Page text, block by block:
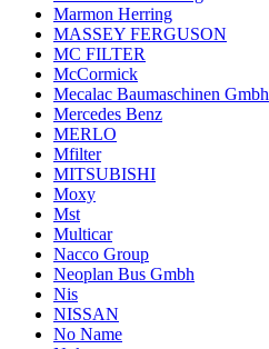
Marmon Herring
MASSEY FERGUSON
MC FILTER
McCormick
Mecalac Baumaschinen Gmbh
Mercedes Benz
MERLO
Mfilter
MITSUBISHI
Moxy
Mst
Multicar
Nacco Group
Neoplan Bus Gmbh
Nis
NISSAN
No Name